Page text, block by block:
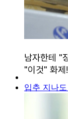
입추 지나